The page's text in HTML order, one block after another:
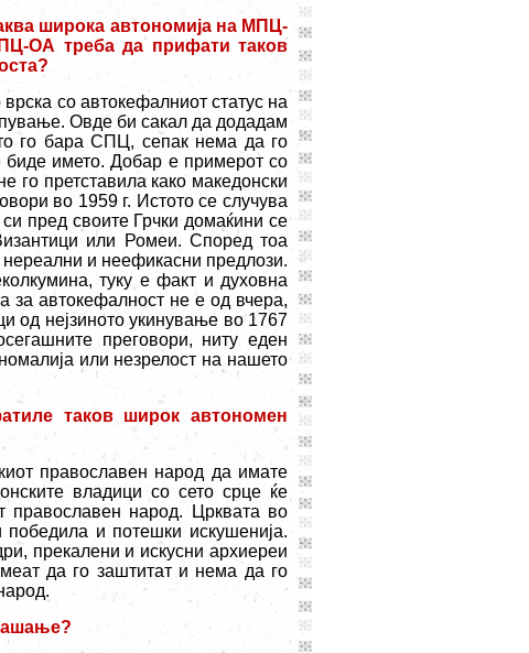
широка автономија на МПЦ-
ОА треба да прифати таков
со автокефалниот статус на
Овде би сакал да додадам
го бара СПЦ, сепак нема да го
името. Добар е примерот со
го претставила како македонски
во 1959 г. Истото се случува
пред своите Грчки домаќини се
или Ромеи. Според тоа
и неефикасни предлози.
туку е факт и духовна
за автокефалност не е од вчера,
од нејзиното укинување во 1767
преговори, ниту еден
или незрелост на нашето
таков широк автономен
православен народ да имате
владици со сето срце ќе
православен народ. Црквата во
и потешки искушенија.
прекалени и искусни архиереи
да го заштитат и нема да го